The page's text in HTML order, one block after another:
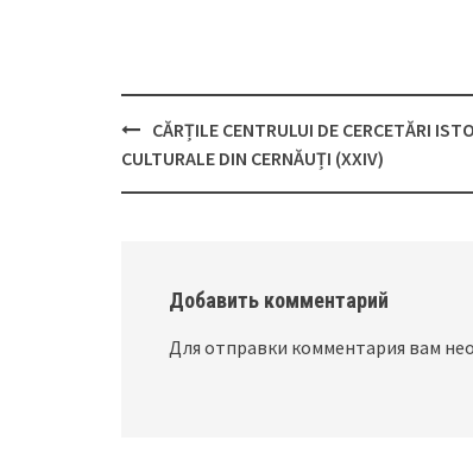
Post
navigation
CĂRȚILE CENTRULUI DE CERCETĂRI
CULTURALE DIN CERNĂUȚI (XXIV)
Добавить комментарий
Для отправки комментария вам